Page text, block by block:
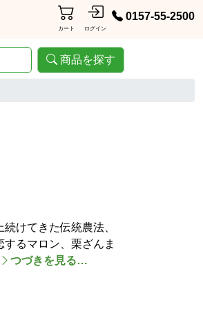
カート ログイン
0157-55-2500
商品を探す
けてきた伝統農法、
るマロン、栗ざんま
つづきを見る…